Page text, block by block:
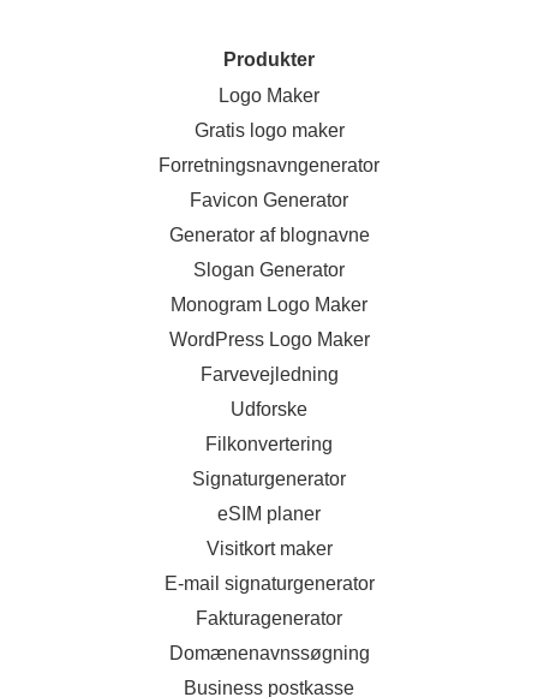
Produkter
Logo Maker
Gratis logo maker
Forretningsnavngenerator
Favicon Generator
Generator af blognavne
Slogan Generator
Monogram Logo Maker
WordPress Logo Maker
Farvevejledning
Udforske
Filkonvertering
Signaturgenerator
eSIM planer
Visitkort maker
E-mail signaturgenerator
Fakturagenerator
Domænenavnssøgning
Business postkasse